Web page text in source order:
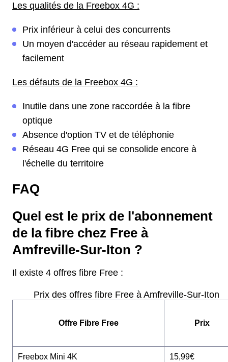
Les qualités de la Freebox 4G :
Prix inférieur à celui des concurrents
Un moyen d'accéder au réseau rapidement et
facilement
Les défauts de la Freebox 4G :
Inutile dans une zone raccordée à la fibre
optique
Absence d'option TV et de téléphonie
Réseau 4G Free qui se consolide encore à
l'échelle du territoire
FAQ
Quel est le prix de l'abonnement
de la fibre chez Free à
Amfreville-Sur-Iton ?
Il existe 4 offres fibre Free :
Prix des offres fibre Free à Amfreville-Sur-Iton
Offre Fibre Free Prix
Freebox Mini 4K 15,99€